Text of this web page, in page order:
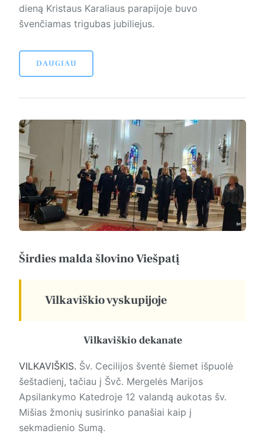
dieną Kristaus Karaliaus parapijoje buvo
švenčiamas trigubas jubiliejus.
DAUGIAU
Širdies malda šlovino Viešpatį
Vilkaviškio vyskupijoje
Vilkaviškio dekanate
VILKAVIŠKIS. Šv. Cecilijos šventė šiemet išpuolė
šeštadienį, tačiau į Švč. Mergelės Marijos
Apsilankymo Katedroje 12 valandą aukotas šv.
Mišias žmonių susirinko panašiai kaip į
sekmadienio Sumą.